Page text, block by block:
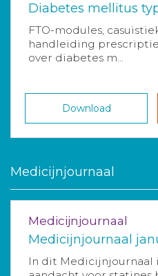
Diabetes mellitus
FTO-modules,
handleiding
over diabetes m...
Download
Medicijnjournaal
Medicijnjournaal
Medicijnjournaal
In dit Medicijnjournaal